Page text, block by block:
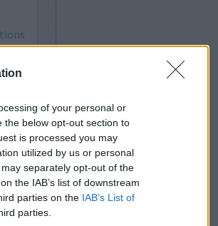
of your personal or
the below opt-out section to
is processed you may
utilized by us or personal
separately opt-out of the
the IAB’s list of downstream
parties on the IAB’s List of
parties.